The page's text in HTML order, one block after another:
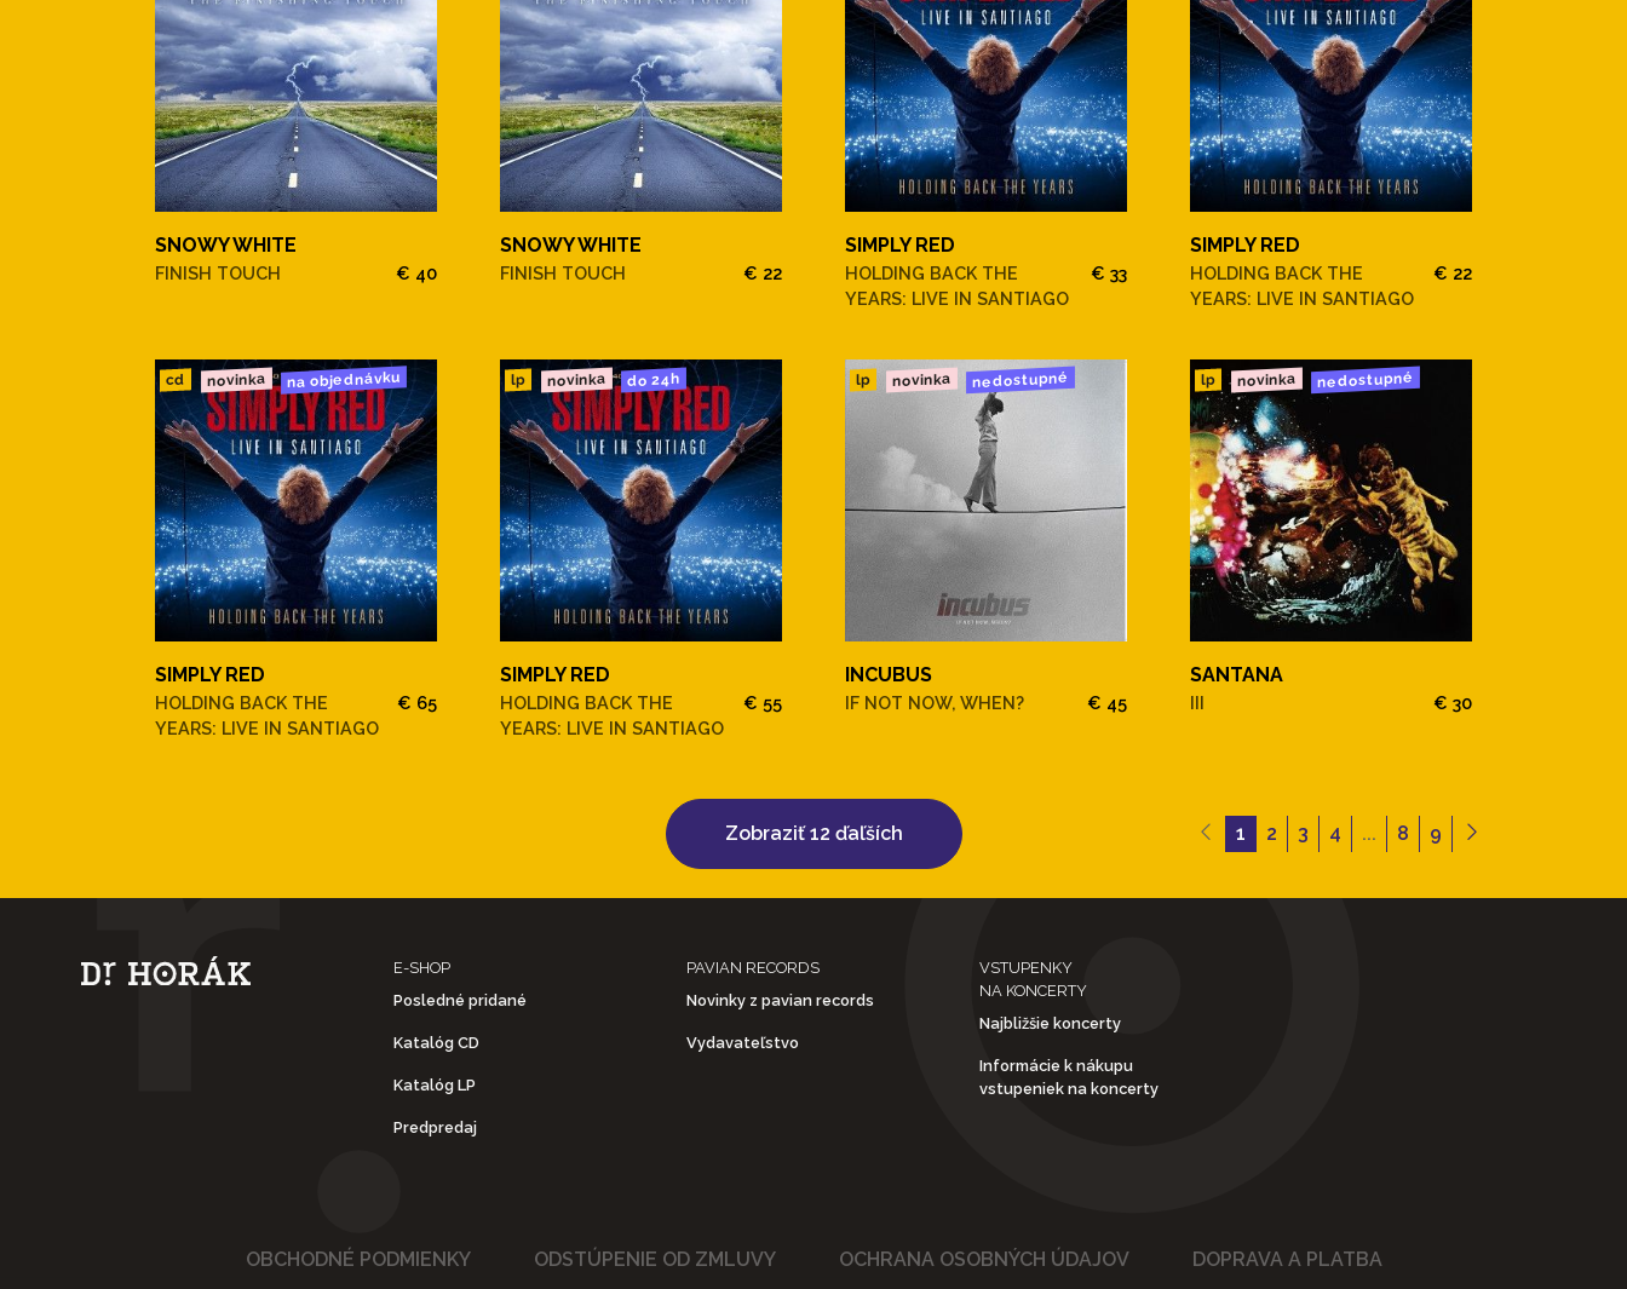
SNOWY WHITE
FINISH TOUCH € 40
SNOWY WHITE
FINISH TOUCH € 22
SIMPLY RED
HOLDING BACK THE
YEARS: LIVE IN SANTIAGO
€ 33
SIMPLY RED
HOLDING BACK THE
YEARS: LIVE IN SANTIAGO
€ 22
cd novinka na objednávku
SIMPLY RED
HOLDING BACK THE
YEARS: LIVE IN SANTIAGO
€ 65
lp novinka do 24h
SIMPLY RED
HOLDING BACK THE
YEARS: LIVE IN SANTIAGO
€ 55
lp novinka nedostupné
INCUBUS
IF NOT NOW, WHEN? € 45
lp novinka nedostupné
SANTANA
III € 30
Zobraziť 12 ďaľších 1 2 3 4 ... 8 9
E-SHOP
Posledné pridané
Katalóg CD
Katalóg LP
Predpredaj
PAVIAN RECORDS
Novinky z pavian records
Vydavateľstvo
VSTUPENKY
NA KONCERTY
Najbližšie koncerty
Informácie k nákupu
vstupeniek na koncerty
OBCHODNÉ PODMIENKY ODSTÚPENIE OD ZMLUVY OCHRANA OSOBNÝCH ÚDAJOV DOPRAVA A PLATBA